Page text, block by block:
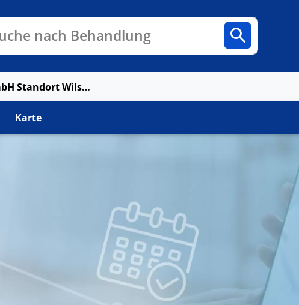
nach Behandlung
DDent MVZ GmbH Standort Wilster
Karte